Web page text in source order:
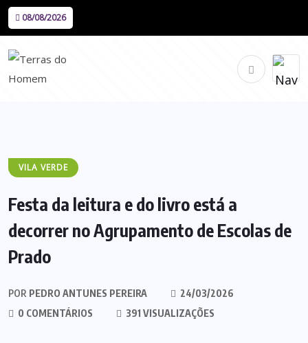
08/08/2026
VILA VERDE
Festa da leitura e do livro está a
decorrer no Agrupamento de Escolas de
Prado
POR PEDRO ANTUNES PEREIRA
24/03/2026
0 COMENTÁRIOS
391 VISUALIZAÇÕES